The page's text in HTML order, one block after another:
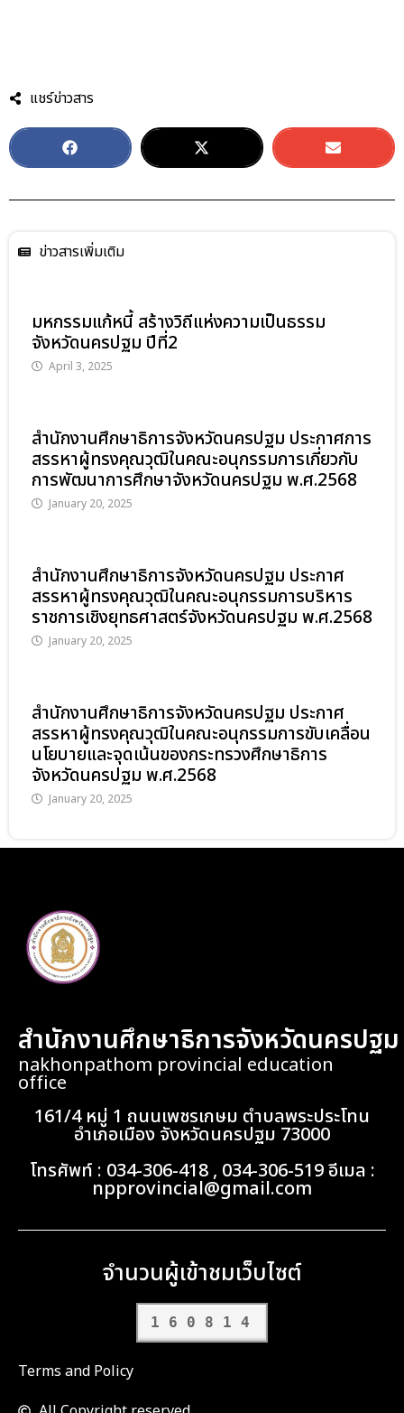
แชร์ข่าวสาร
ข่าวสารเพิ่มเติม
มหกรรมแก้หนี้ สร้างวิถีแห่งความเป็นธรรม
จังหวัดนครปฐม ปีที่2
April 3, 2025
สำนักงานศึกษาธิการจังหวัดนครปฐม ประกาศการ
สรรหาผู้ทรงคุณวุฒิในคณะอนุกรรมการเกี่ยวกับ
การพัฒนาการศึกษาจังหวัดนครปฐม พ.ศ.2568
January 20, 2025
สำนักงานศึกษาธิการจังหวัดนครปฐม ประกาศ
สรรหาผู้ทรงคุณวุฒิในคณะอนุกรรมการบริหาร
ราชการเชิงยุทธศาสตร์จังหวัดนครปฐม พ.ศ.2568
January 20, 2025
สำนักงานศึกษาธิการจังหวัดนครปฐม ประกาศ
สรรหาผู้ทรงคุณวุฒิในคณะอนุกรรมการขับเคลื่อน
นโยบายและจุดเน้นของกระทรวงศึกษาธิการ
จังหวัดนครปฐม พ.ศ.2568
January 20, 2025
สำนักงานศึกษาธิการจังหวัดนครปฐม
nakhonpathom provincial education
office
161/4 หมู่ 1 ถนนเพชรเกษม ตำบลพระประโทน
อำเภอเมือง จังหวัดนครปฐม 73000
โทรศัพท์ : 034-306-418 , 034-306-519 อีเมล :
npprovincial@gmail.com
จำนวนผู้เข้าชมเว็บไซต์
160814
Terms and Policy